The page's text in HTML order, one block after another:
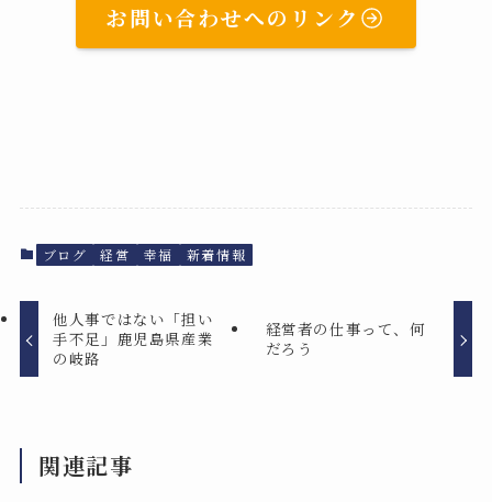
お問い合わせへのリンク
ブログ 経営 幸福 新着情報
他人事ではない「担い
手不足」鹿児島県産業
の岐路
経営者の仕事って、何
だろう
関連記事